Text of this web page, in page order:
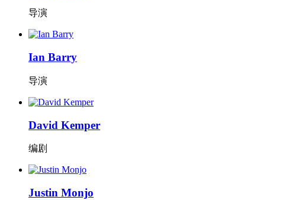
导演
Ian Barry
导演
David Kemper
编剧
Justin Monjo